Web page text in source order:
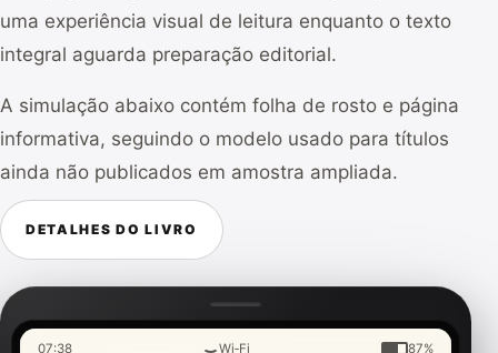
07:38 Wi‑Fi 87%
uma experiência visual de leitura enquanto o texto
integral aguarda preparação editorial.
A simulação abaixo contém folha de rosto e página
informativa, seguindo o modelo usado para títulos
ainda não publicados em amostra ampliada.
DETALHES DO LIVRO